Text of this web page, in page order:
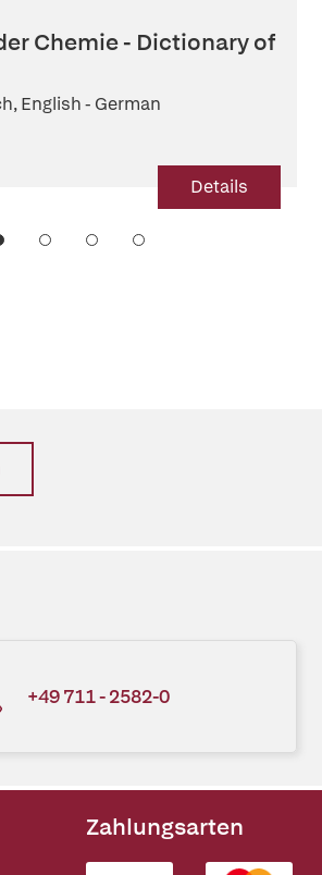
Chemie - Dictionary of
English - German
Details
+49 711 - 2582-0
Zahlungsarten